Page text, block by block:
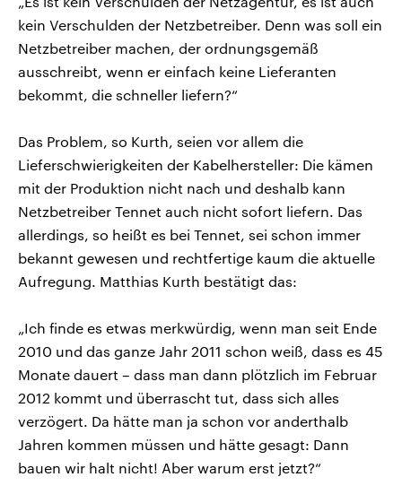
kein Verschulden der Netzbetreiber. Denn was soll ein
Netzbetreiber machen, der ordnungsgemäß
ausschreibt, wenn er einfach keine Lieferanten
bekommt, die schneller liefern?“
Das Problem, so Kurth, seien vor allem die
Lieferschwierigkeiten der Kabelhersteller: Die kämen
mit der Produktion nicht nach und deshalb kann
Netzbetreiber Tennet auch nicht sofort liefern. Das
allerdings, so heißt es bei Tennet, sei schon immer
bekannt gewesen und rechtfertige kaum die aktuelle
Aufregung. Matthias Kurth bestätigt das:
„Ich finde es etwas merkwürdig, wenn man seit Ende
2010 und das ganze Jahr 2011 schon weiß, dass es 45
Monate dauert – dass man dann plötzlich im Februar
2012 kommt und überrascht tut, dass sich alles
verzögert. Da hätte man ja schon vor anderthalb
Jahren kommen müssen und hätte gesagt: Dann
bauen wir halt nicht! Aber warum erst jetzt?“